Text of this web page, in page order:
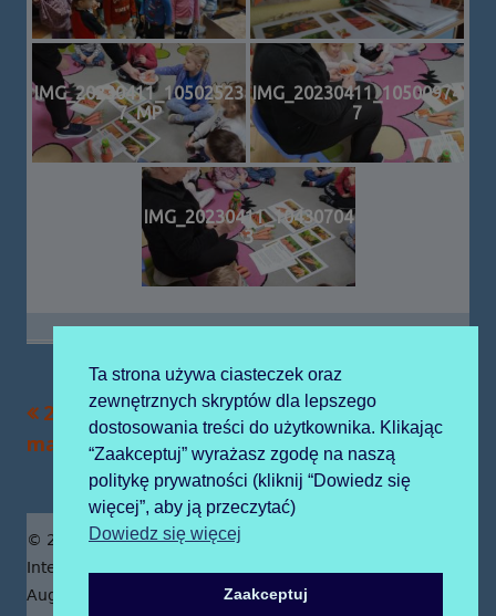
IMG_20230411_10502523
7_MP
IMG_20230411_10500974
7
IMG_20230411_10430704
3
Nawigacja
wpisu
Poprzedni
artykół
2023-05-22 na
majowej łące
Następny
artykół:
2023-05-24
wojsławice
Zawartość
stopki
© 2019 Publiczne Przedszkole z Oddziałami
Integracyjnymi prowadzone przez Zgromadzenie Sióstr
Augustianek
Ta strona używa ciasteczek oraz
zewnętrznych skryptów dla lepszego
dostosowania treści do użytkownika. Klikając
“Zaakceptuj” wyrażasz zgodę na naszą
politykę prywatności (kliknij “Dowiedz się
więcej”, aby ją przeczytać)
Dowiedz się więcej
Zaakceptuj